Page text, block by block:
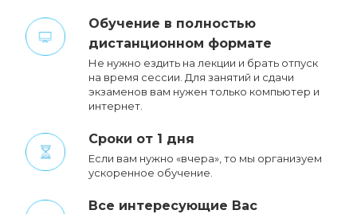
Обучение в полностью
дистанционном формате
Не нужно ездить на лекции и брать отпуск
на время сессии. Для занятий и сдачи
экзаменов вам нужен только компьютер и
интернет.
Сроки от 1 дня
Если вам нужно «вчера», то мы организуем
ускоренное обучение.
Все интересующие Вас